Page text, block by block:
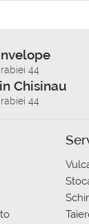
44
Chisinau
44